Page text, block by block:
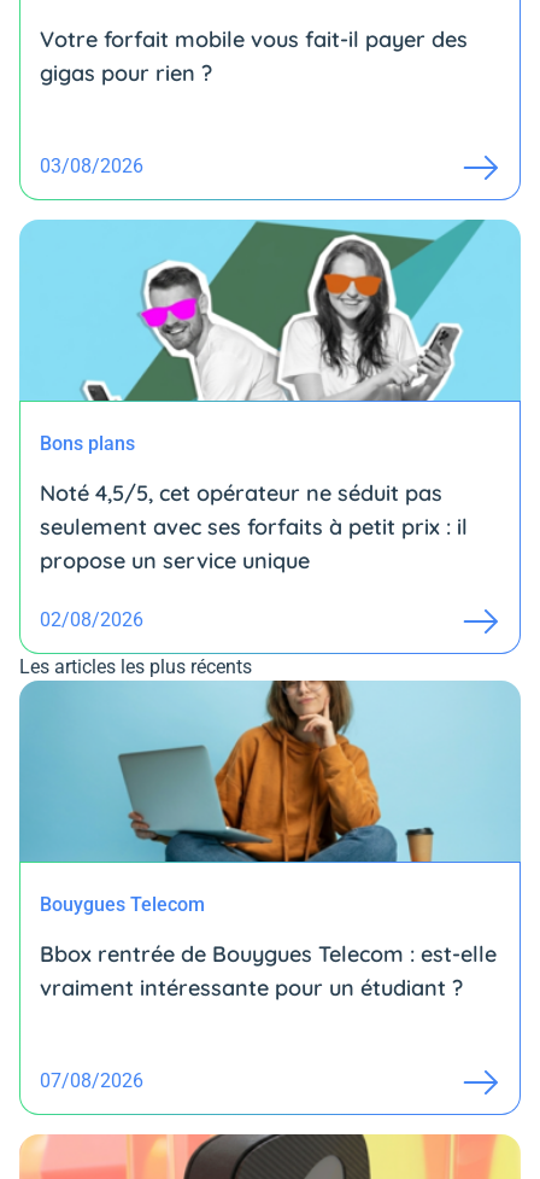
Votre forfait mobile vous fait-il payer des
gigas pour rien ?
03/08/2026
Bons plans
Noté 4,5/5, cet opérateur ne séduit pas
seulement avec ses forfaits à petit prix : il
propose un service unique
02/08/2026
Les articles les plus récents
Bouygues Telecom
Bbox rentrée de Bouygues Telecom : est-elle
vraiment intéressante pour un étudiant ?
07/08/2026